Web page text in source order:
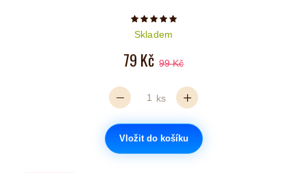
Počet hvězdiček je 5 z 5
Skladem
79 Kč 99 Kč
ks
Vložit do košíku